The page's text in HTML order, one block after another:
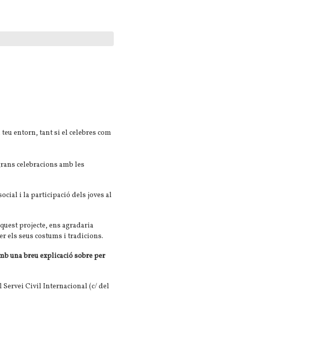
entorn, tant si el celebres com
celebracions amb les
i la participació dels joves al
projecte, ens agradaria
els seus costums i tradicions.
una breu explicació sobre per
Servei Civil Internacional (c/ del